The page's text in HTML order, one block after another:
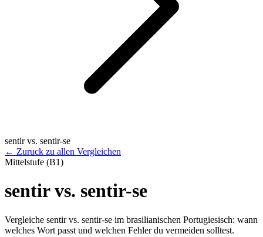
sentir vs. sentir-se
← Zuruck zu allen Vergleichen
Mittelstufe (B1)
sentir vs. sentir-se
Vergleiche sentir vs. sentir-se im brasilianischen Portugiesisch: wann
welches Wort passt und welchen Fehler du vermeiden solltest.